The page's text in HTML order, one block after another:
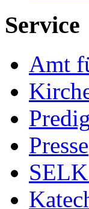
Service
Amt
Presse